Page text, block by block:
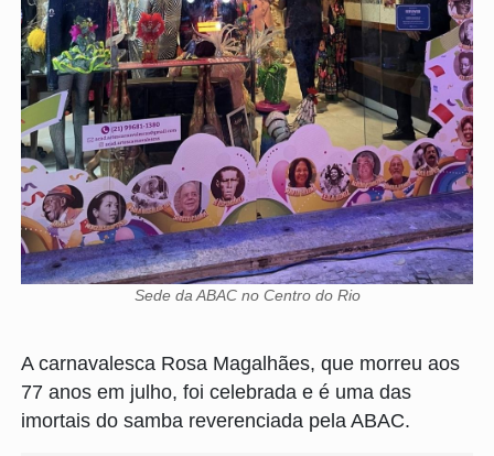
Sede da ABAC no Centro do Rio
A carnavalesca Rosa Magalhães, que morreu aos
77 anos em julho, foi celebrada e é uma das
imortais do samba reverenciada pela ABAC.